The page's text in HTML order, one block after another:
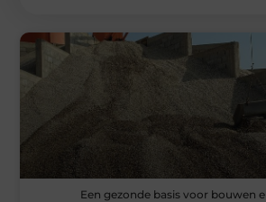
Een gezonde basis voor bouwen